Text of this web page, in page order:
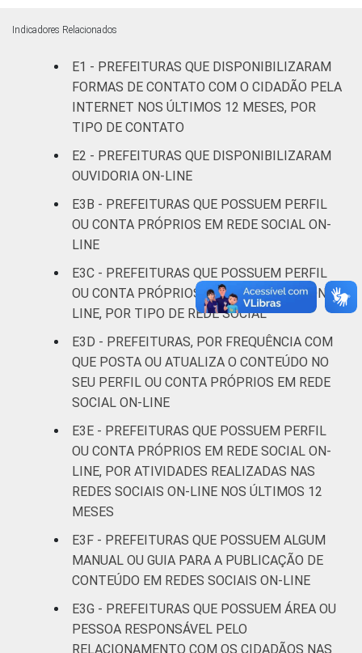
Mais de
500 mil
habitantes
95 0
Fonte: CGI.br/NIC.br, Centro Regional de
Estudos para o Desenvolvimento da
Sociedade da Informação (Cetic.br),
Pesquisa sobre o uso das tecnologias de
informação e comunicação no setor público
Indicadores Relacionados
E1 - PREFEITURAS QUE DISPONIBILIZARAM
FORMAS DE CONTATO COM O CIDADÃO PELA
INTERNET NOS ÚLTIMOS 12 MESES, POR
TIPO DE CONTATO
E2 - PREFEITURAS QUE DISPONIBILIZARAM
OUVIDORIA ON-LINE
E3B - PREFEITURAS QUE POSSUEM PERFIL
OU CONTA PRÓPRIOS EM REDE SOCIAL ON-
LINE
E3C - PREFEITURAS QUE POSSUEM PERFIL
OU CONTA PRÓPRIOS EM REDE SOCIAL ON-
LINE, POR TIPO DE REDE SOCIAL
E3D - PREFEITURAS, POR FREQUÊNCIA COM
QUE POSTA OU ATUALIZA O CONTEÚDO NO
SEU PERFIL OU CONTA PRÓPRIOS EM REDE
SOCIAL ON-LINE
E3E - PREFEITURAS QUE POSSUEM PERFIL
OU CONTA PRÓPRIOS EM REDE SOCIAL ON-
LINE, POR ATIVIDADES REALIZADAS NAS
REDES SOCIAIS ON-LINE NOS ÚLTIMOS 12
MESES
E3F - PREFEITURAS QUE POSSUEM ALGUM
MANUAL OU GUIA PARA A PUBLICAÇÃO DE
CONTEÚDO EM REDES SOCIAIS ON-LINE
E3G - PREFEITURAS QUE POSSUEM ÁREA OU
PESSOA RESPONSÁVEL PELO
RELACIONAMENTO COM OS CIDADÃOS NAS